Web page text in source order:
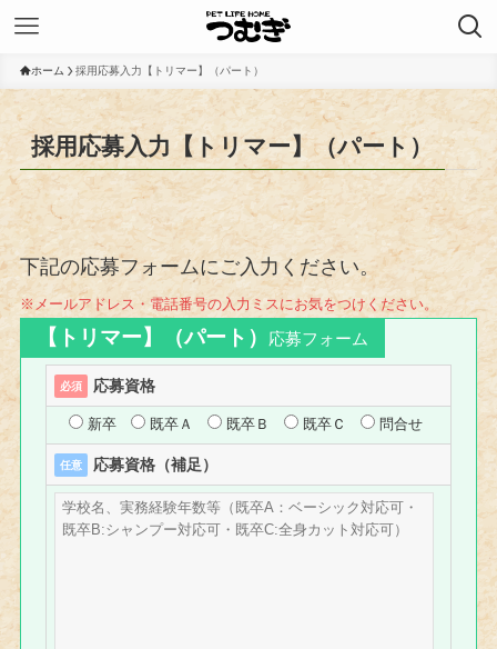
ホーム 採用応募入力【トリマー】（パート）
採用応募入力【トリマー】（パート）
下記の応募フォームにご入力ください。
※メールアドレス・電話番号の入力ミスにお気をつけください。
【トリマー】（パート） 応募フォーム
必須 応募資格
新卒 既卒Ａ 既卒Ｂ 既卒Ｃ 問合せ
任意 応募資格（補足）